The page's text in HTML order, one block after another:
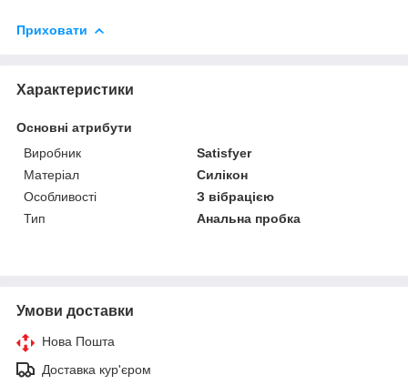
Приховати
Характеристики
Основні атрибути
Виробник
Satisfyer
Матеріал
Силікон
Особливості
З вібрацією
Тип
Анальна пробка
Умови доставки
Нова Пошта
Доставка кур'єром